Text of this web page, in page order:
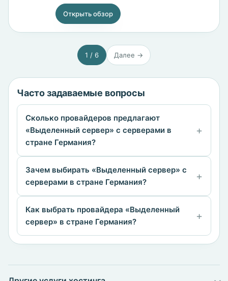
Открыть обзор
1 / 6 Далее →
Часто задаваемые вопросы
Сколько провайдеров предлагают
«Выделенный сервер» с серверами в
стране Германия?
Зачем выбирать «Выделенный сервер» с
серверами в стране Германия?
Как выбрать провайдера «Выделенный
сервер» в стране Германия?